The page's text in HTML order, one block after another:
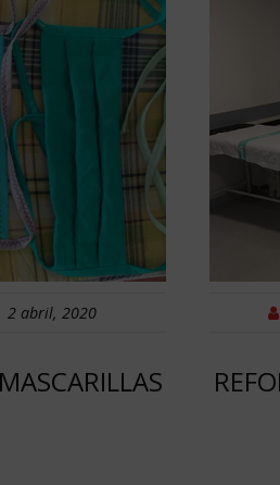
2 abril, 2020